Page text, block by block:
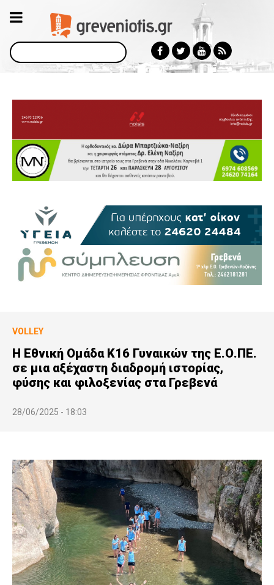
Αναζήτηση
VOLLEY
Η Εθνική Ομάδα Κ16 Γυναικών της Ε.Ο.ΠΕ.
σε μια αξέχαστη διαδρομή ιστορίας,
φύσης και φιλοξενίας στα Γρεβενά
28/06/2025 - 18:03